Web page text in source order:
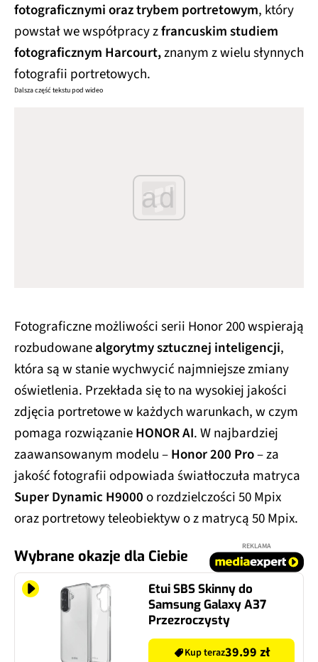
fotograficznymi oraz trybem portretowym, który
powstał we współpracy zfrancuskim studiem
fotograficznym Harcourt,znanym z wielu słynnych
fotografii portretowych.
Dalsza część tekstu pod wideo
ad
Fotograficzne możliwości serii Honor 200 wspierają
rozbudowanealgorytmy sztucznej inteligencji,
która są w stanie wychwycić najmniejsze zmiany
oświetlenia. Przekłada się to na wysokiej jakości
zdjęcia portretowe w każdych warunkach, w czym
pomaga rozwiązanieHONOR AI. W najbardziej
zaawansowanym modelu –Honor 200 Pro– za
jakość fotografii odpowiada światłoczuła matryca
Super Dynamic H9000o rozdzielczości 50 Mpix
oraz portretowy teleobiektyw o z matrycą 50 Mpix.
Wybrane okazje dla Ciebie
REKLAMA
Etui SBS Skinny do
Samsung Galaxy A37
Przezroczysty
Kup teraz39.99 zł